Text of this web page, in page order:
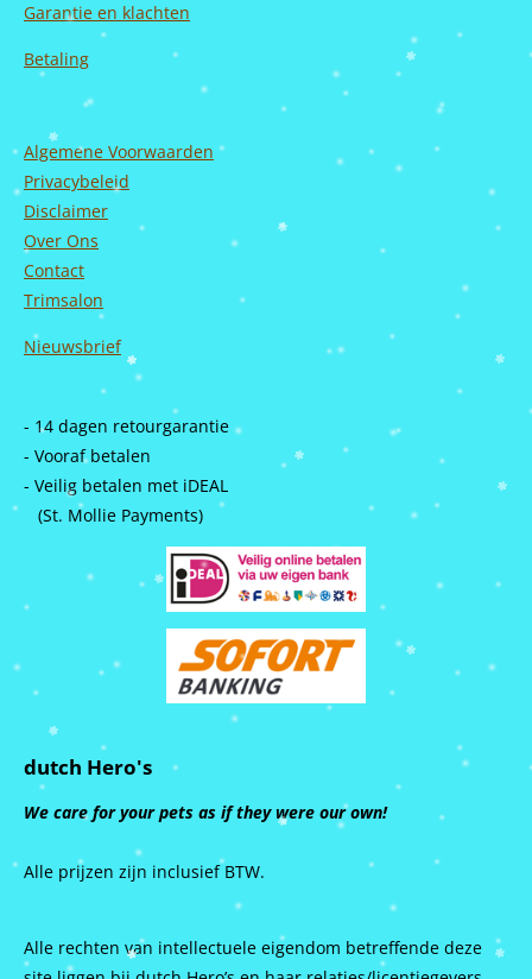
Garantie en klachten
Betaling
Algemene Voorwaarden
Privacybeleid
Disclaimer
Over Ons
Contact
Trimsalon
Nieuwsbrief
- 14 dagen retourgarantie
- Vooraf betalen
- Veilig betalen met iDEAL
(St. Mollie Payments)
dutch Hero's
We care for your pets as if they were our own!
Alle prijzen zijn inclusief BTW.
Alle rechten van intellectuele eigendom betreffende deze